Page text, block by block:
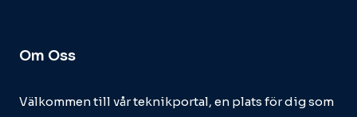
Om Oss
Välkommen till vår teknikportal, en plats för dig som